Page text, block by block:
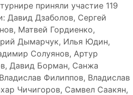
приняли участие 119
Давид Дзаболов, Сергей
Матвей Гордиенко,
Дымарчук, Илья Юдин,
Солуянов, Артур
Давид Борман, Санжа
Филиппов, Владислав
Чичигоров, Самвел Саакян,